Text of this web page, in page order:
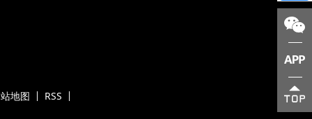
地图 RSS